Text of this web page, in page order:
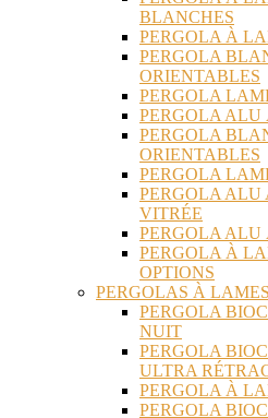
BLANCHES
PERGOLA À
PERGOLA
ORIENTABLES
PERGOLA
PERGOLA ALU
PERGOLA
ORIENTABLES
PERGOLA
PERGOLA ALU
VITRÉE
PERGOLA ALU
PERGOLA À
OPTIONS
PERGOLAS À
PERGOLA
NUIT
PERGOLA
ULTRA
PERGOLA À
PERGOLA